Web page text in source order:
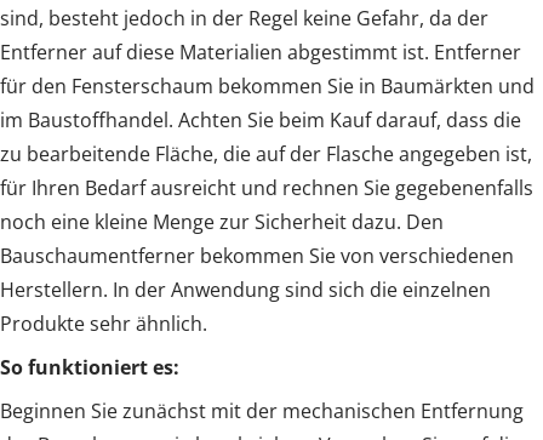
sind, besteht jedoch in der Regel keine Gefahr, da der
Entferner auf diese Materialien abgestimmt ist. Entferner
für den Fensterschaum bekommen Sie in Baumärkten und
im Baustoffhandel. Achten Sie beim Kauf darauf, dass die
zu bearbeitende Fläche, die auf der Flasche angegeben ist,
für Ihren Bedarf ausreicht und rechnen Sie gegebenenfalls
noch eine kleine Menge zur Sicherheit dazu. Den
Bauschaumentferner bekommen Sie von verschiedenen
Herstellern. In der Anwendung sind sich die einzelnen
Produkte sehr ähnlich.
So funktioniert es:
Beginnen Sie zunächst mit der mechanischen Entfernung